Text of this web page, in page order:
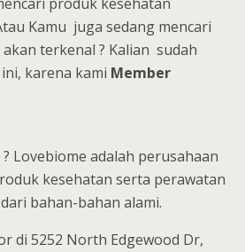
Kamu juga sedang mencari
terkenal ? Kalian sudah
karena kami Member
? Lovebiome adalah perusahaan
kesehatan serta perawatan
bahan-bahan alami.
di 5252 North Edgewood Dr,